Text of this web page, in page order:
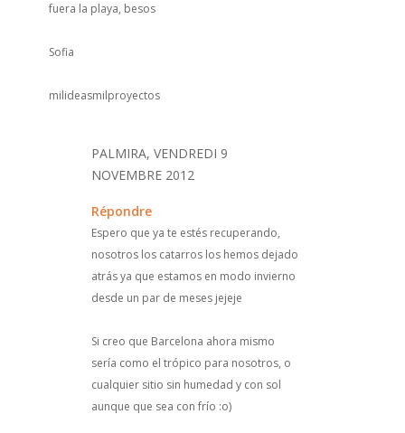
fuera la playa, besos
Sofia
milideasmilproyectos
PALMIRA, VENDREDI 9
NOVEMBRE 2012
Répondre
Espero que ya te estés recuperando,
nosotros los catarros los hemos dejado
atrás ya que estamos en modo invierno
desde un par de meses jejeje
Si creo que Barcelona ahora mismo
sería como el trópico para nosotros, o
cualquier sitio sin humedad y con sol
aunque que sea con frío :o)